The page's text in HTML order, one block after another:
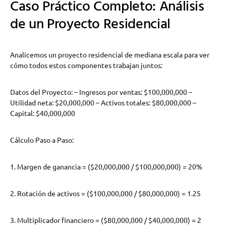
Caso Práctico Completo: Análisis
de un Proyecto Residencial
Analicemos un proyecto residencial de mediana escala para ver
cómo todos estos componentes trabajan juntos:
Datos del Proyecto: – Ingresos por ventas: $100,000,000 –
Utilidad neta: $20,000,000 – Activos totales: $80,000,000 –
Capital: $40,000,000
Cálculo Paso a Paso:
1. Margen de ganancia = ($20,000,000 / $100,000,000) = 20%
2. Rotación de activos = ($100,000,000 / $80,000,000) = 1.25
3. Multiplicador financiero = ($80,000,000 / $40,000,000) = 2